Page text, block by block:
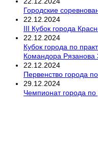
Городские
22 12 2024
III Кубок города
22 12 2024
Кубок города по
Командора Рязанова
22 12 2024
Первенство города
29 12 2024
Чемпионат города по